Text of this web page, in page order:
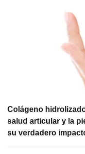
Colágeno
salud articular y la
su verdadero